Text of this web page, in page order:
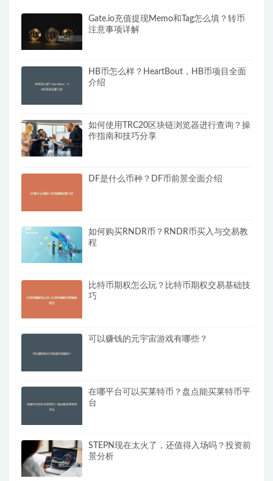
Gate.io充值提现Memo和Tag怎么填？转币
注意事项详解
HB币怎么样？HeartBout，HB币项目全面
介绍
如何使用TRC20区块链浏览器进行查询？操
作指南和技巧分享
DF是什么币种？DF币前景全面介绍
如何购买RNDR币？RNDR币买入与交易教
程
比特币期权怎么玩？比特币期权交易基础技
巧
可以赚钱的元宇宙游戏有哪些？
在哪平台可以买莱特币？盘点能买莱特币平
台
STEPN现在太火了，还值得入场吗？投资前
景分析